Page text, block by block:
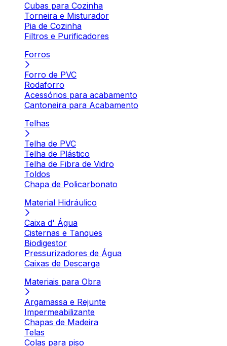
Cubas para Cozinha
Torneira e Misturador
Pia de Cozinha
Filtros e Purificadores
Forros
Forro de PVC
Rodaforro
Acessórios para acabamento
Cantoneira para Acabamento
Telhas
Telha de PVC
Telha de Plástico
Telha de Fibra de Vidro
Toldos
Chapa de Policarbonato
Material Hidráulico
Caixa d' Água
Cisternas e Tanques
Biodigestor
Pressurizadores de Água
Caixas de Descarga
Materiais para Obra
Argamassa e Rejunte
Impermeabilizante
Chapas de Madeira
Telas
Colas para piso